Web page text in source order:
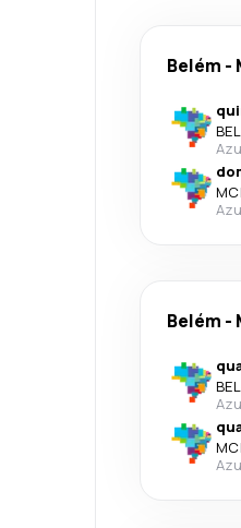
Belém -
BEL
Belém -
BEL